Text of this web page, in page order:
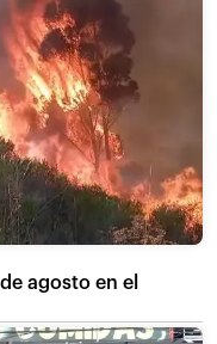
agosto en el